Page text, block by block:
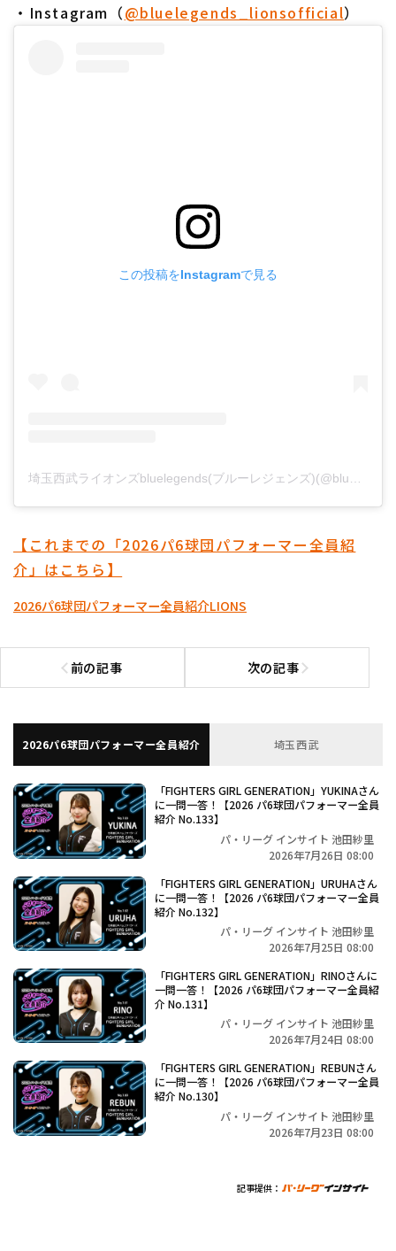
・Instagram（@bluelegends_lionsofficial）
この投稿をInstagramで見る
埼玉西武ライオンズbluelegends(ブルーレジェンズ)(@bluelegends_lionsofficial)がシェアした投稿
【これまでの「2026パ6球団パフォーマー全員紹
介」はこちら】
2026パ6球団パフォーマー全員紹介LIONS
前の記事
前の記事へ 次の記事次の記事へ
2026パ6球団パフォーマー全員紹介 埼玉西武
「FIGHTERS GIRL GENERATION」YUKINAさん
に一問一答！【2026 パ6球団パフォーマー全員
紹介 No.133】
パ・リーグ インサイト 池田紗里
2026年7月26日 08:00
「FIGHTERS GIRL GENERATION」URUHAさん
に一問一答！【2026 パ6球団パフォーマー全員
紹介 No.132】
パ・リーグ インサイト 池田紗里
2026年7月25日 08:00
「FIGHTERS GIRL GENERATION」RINOさんに
一問一答！【2026 パ6球団パフォーマー全員紹
介 No.131】
パ・リーグ インサイト 池田紗里
2026年7月24日 08:00
「FIGHTERS GIRL GENERATION」REBUNさん
に一問一答！【2026 パ6球団パフォーマー全員
紹介 No.130】
パ・リーグ インサイト 池田紗里
2026年7月23日 08:00
記事提供：